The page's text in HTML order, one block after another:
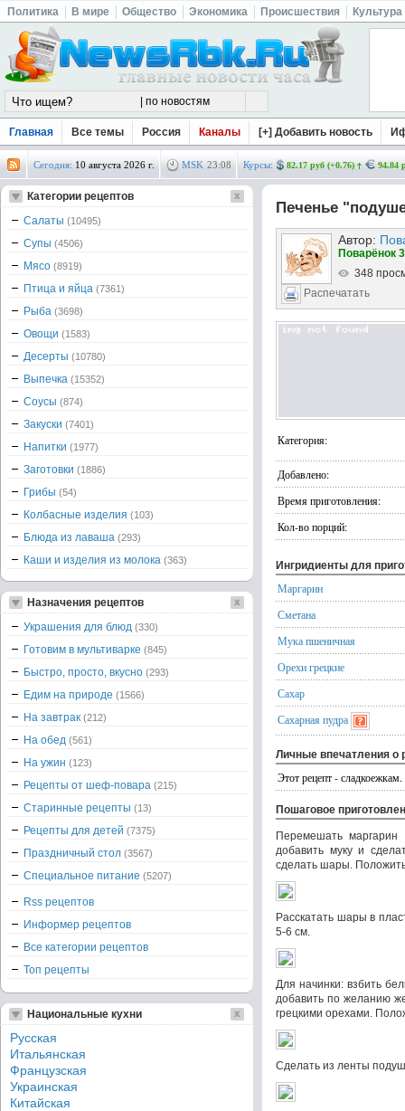
Политика В мире Общество Экономика Происшествия Культура
Главная Все темы Россия Каналы [+] Добавить новость
Сегодня: 10 августа 2026 г. MSK 23:08 Курсы: 82.17 руб (+0.76) 94.84
Печенье
Автор:
Поварёнок
348
Распечатать
Категория:
Добавлено:
Время приготовления:
Кол-во порций:
Ингридиенты для
Маргарин
Сметана
Мука пшеничная
Орехи грецкие
Сахар
Сахарная пудра
Личные впечатления о
Этот рецепт -
Пошаговое
Перемешать
добавить муку и
сделать шары.
Расскатать шары в
5-6 см.
Для начинки: взбить
добавить по желанию
грецкими орехами.
Cделать из ленты
Категории рецептов
Салаты (10495)
Супы (4506)
Мясо (8919)
Птица и яйца (7361)
Рыба (3698)
Овощи (1583)
Десерты (10780)
Выпечка (15352)
Соусы (874)
Закуски (7401)
Напитки (1977)
Заготовки (1886)
Грибы (54)
Колбасные изделия (103)
Блюда из лаваша (293)
Каши и изделия из молока (363)
Назначения рецептов
Украшения для блюд (330)
Готовим в мультиварке (845)
Быстро, просто, вкусно (293)
Едим на природе (1566)
На завтрак (212)
На обед (561)
На ужин (123)
Рецепты от шеф-повара (215)
Старинные рецепты (13)
Рецепты для детей (7375)
Праздничный стол (3567)
Специальное питание (5207)
Rss рецептов
Информер рецептов
Все категории рецептов
Топ рецепты
Национальные кухни
Русская
Итальянская
Французская
Украинская
Китайская